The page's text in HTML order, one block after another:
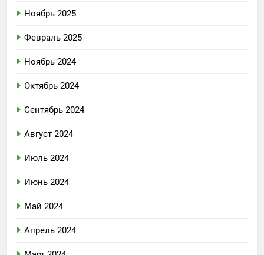
Ноябрь 2025
Февраль 2025
Ноябрь 2024
Октябрь 2024
Сентябрь 2024
Август 2024
Июль 2024
Июнь 2024
Май 2024
Апрель 2024